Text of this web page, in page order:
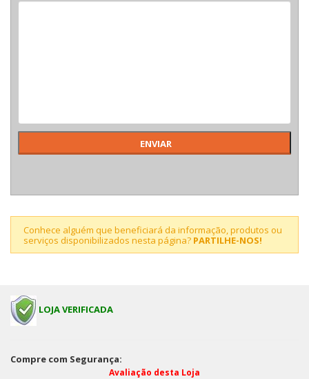
Conhece alguém que beneficiará da informação, produtos ou
serviços disponibilizados nesta página? PARTILHE-NOS!
LOJA VERIFICADA
Compre com Segurança:
Avaliação desta Loja